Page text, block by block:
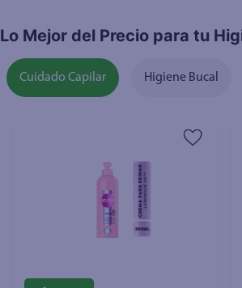
Lo Mejor del Precio para tu
Cuidado Capilar Higiene Bucal